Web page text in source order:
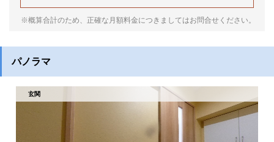
※概算合計のため、正確な月額料金につきましてはお問合せください。
パノラマ
玄関